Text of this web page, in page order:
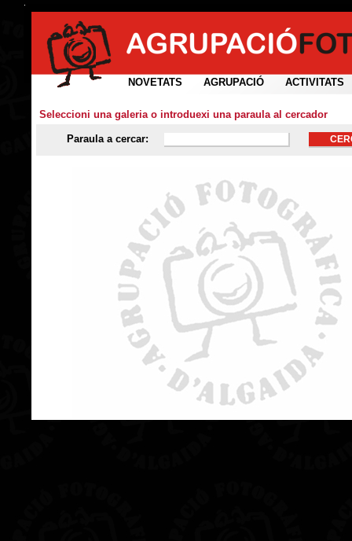
Seleccioni una galeria o introduexi una paraula al cercador
Paraula a cercar:
NOVETATS AGRUPACIÓ ACTIVITATS